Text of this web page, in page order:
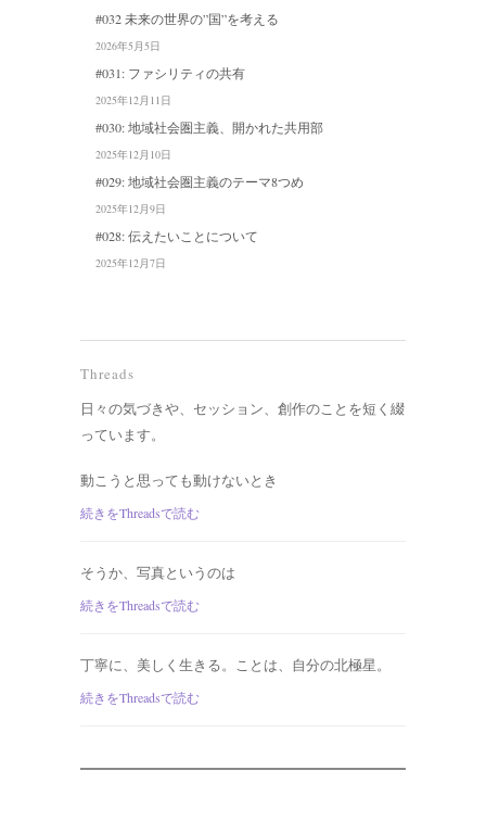
#032 未来の世界の”国”を考える
2026年5月5日
#031: ファシリティの共有
2025年12月11日
#030: 地域社会圏主義、開かれた共用部
2025年12月10日
#029: 地域社会圏主義のテーマ8つめ
2025年12月9日
#028: 伝えたいことについて
2025年12月7日
Threads
日々の気づきや、セッション、創作のことを短く綴
っています。
動こうと思っても動けないとき
続きをThreadsで読む
そうか、写真というのは
続きをThreadsで読む
丁寧に、美しく生きる。ことは、自分の北極星。
続きをThreadsで読む